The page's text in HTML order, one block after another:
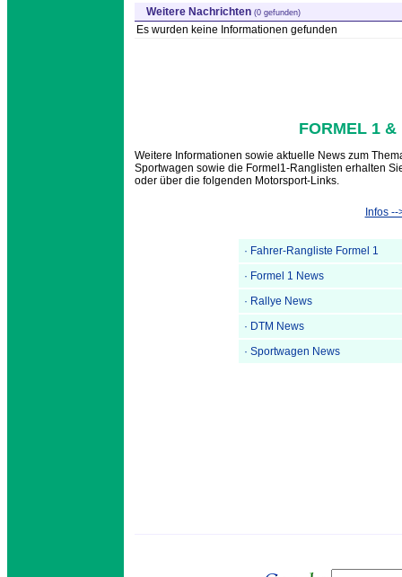
Weitere Nachrichten (0 gefunden)
Es wurden keine Informationen gefunden
FORMEL 1 &
Weitere Informationen sowie aktuelle News zum
Sportwagen sowie die Formel1-Ranglisten erhalten
oder über die folgenden Motorsport-Links.
Infos
· Fahrer-Rangliste Formel 1
· Formel 1 News
· Rallye News
· DTM News
· Sportwagen News